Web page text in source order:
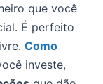
que você
É perfeito
Como
investe,